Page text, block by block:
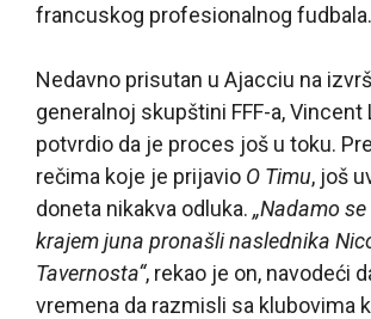
francuskog profesionalnog fudbala.
Nedavno prisutan u Ajacciu na
generalnoj skupštini FFF-a, Vincent
potvrdio da je proces još u toku.
rečima koje je prijavio O Timu, još
doneta nikakva odluka. „Nadamo
krajem juna pronašli naslednika
Tavernosta“, rekao je on, navodeći
vremena da razmisli sa klubovima